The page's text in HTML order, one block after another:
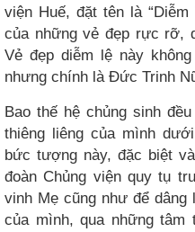
viện Huế, đặt tên là
của những vẻ đẹp rực rỡ,
Vẻ đẹp diễm lệ này
nhưng chính là Đức Trinh
Bao thế hệ chủng sinh
thiêng liêng của mình
bức tượng này, đặc biệt
đoàn Chủng viện quy tụ
vinh Mẹ cũng như để
của mình, qua những tâm